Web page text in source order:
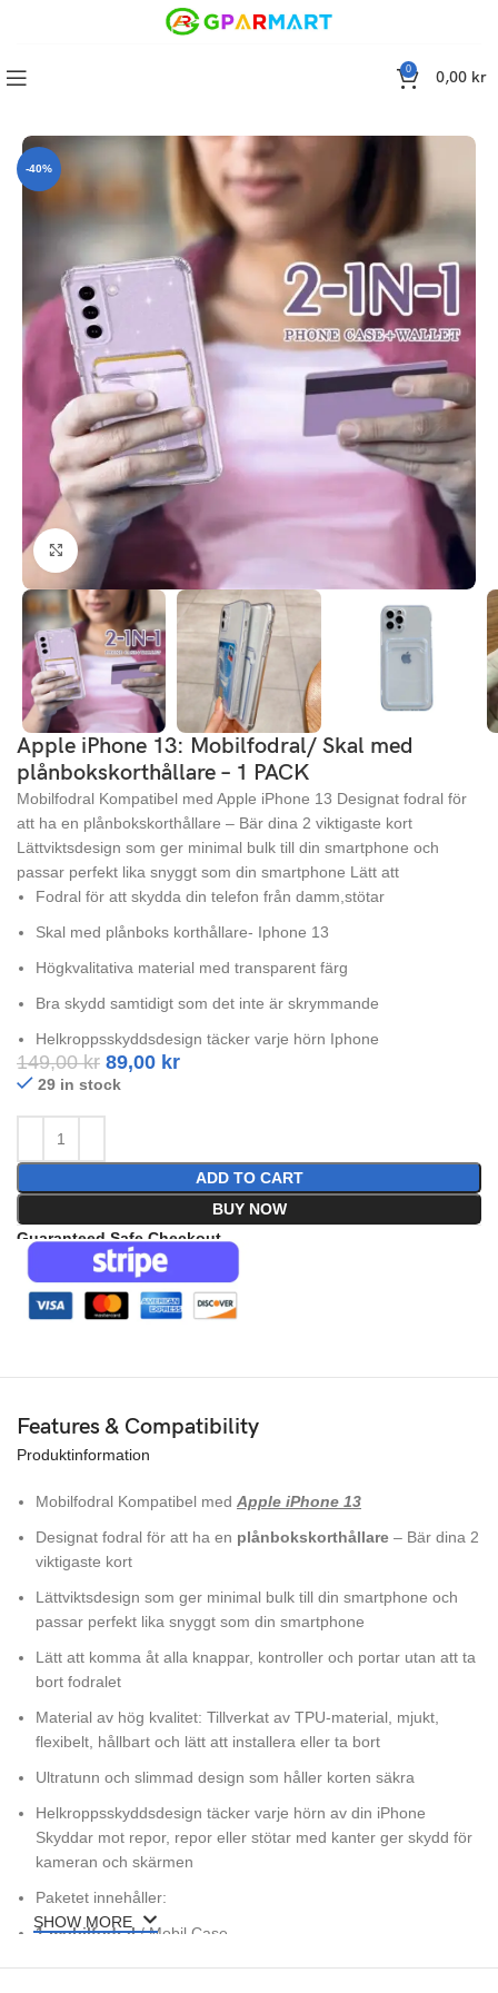
0 0,00 kr
-40%
Click to enlarge
Apple iPhone 13: Mobilfodral/ Skal med
plånbokskorthållare – 1 PACK
Mobilfodral Kompatibel med Apple iPhone 13 Designat fodral för
att ha en plånbokskorthållare – Bär dina 2 viktigaste kort
Lättviktsdesign som ger minimal bulk till din smartphone och
passar perfekt lika snyggt som din smartphone Lätt att
Fodral för att skydda din telefon från damm,stötar
Skal med plånboks korthållare- Iphone 13
Högkvalitativa material med transparent färg
Bra skydd samtidigt som det inte är skrymmande
Helkroppsskyddsdesign täcker varje hörn Iphone
149,00kr 89,00 kr
29 in stock
ADD TO CART
BUY NOW
Guaranteed Safe Checkout
Features & Compatibility
Produktinformation
Mobilfodral Kompatibel medApple iPhone 13
Designat fodral för att ha en plånbokskorthållare– Bär dina 2
viktigaste kort
Lättviktsdesign som ger minimal bulk till din smartphone och
passar perfekt lika snyggt som din smartphone
Lätt att komma åt alla knappar, kontroller och portar utan att ta
bort fodralet
Material av hög kvalitet: Tillverkat av TPU-material, mjukt,
flexibelt, hållbart och lätt att installera eller ta bort
Ultratunn och slimmad design som håller korten säkra
Helkroppsskyddsdesign täcker varje hörn av din iPhone
Skyddar mot repor, repor eller stötar med kanter ger skydd för
kameran och skärmen
Paketet innehåller:
1 mobilfodral/ Mobil Case
Snabb leveransoch Levereras i ett skyddande bubbelkuvert –
SHOW MORE